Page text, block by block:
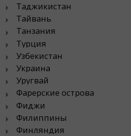
Таджикистан
Тайвань
Танзания
Турция
Узбекистан
Украина
Уругвай
Фарерские острова
Фиджи
Филиппины
Финляндия